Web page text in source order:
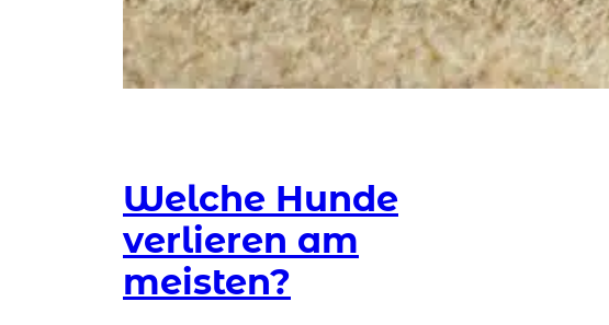
Welche Hunde
verlieren am
meisten?